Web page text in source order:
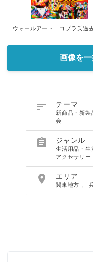
ウォールアート コブラ氏過
画像を
 テーマ
新商品・新製
会
 ジャンル
生活用品・生
アクセサリー
 エリア
関東地方 、